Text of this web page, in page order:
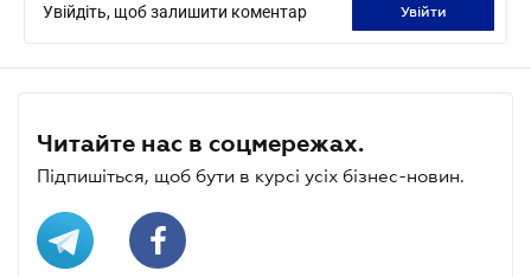
Увійдіть, щоб залишити коментар увійти
Читайте нас в соцмережах.
Підпишіться, щоб бути в курсі усіх бізнес-новин.